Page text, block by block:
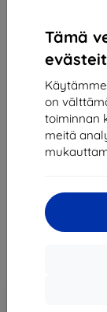
Tämä
on
toiminnan
meitä
Suojakalvo
12,90 €
11,61 €